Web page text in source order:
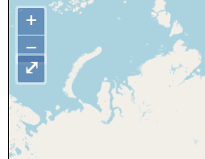
+
−
⤢